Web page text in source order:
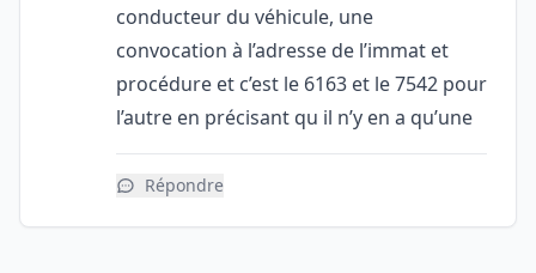
conducteur du véhicule, une
convocation à l’adresse de l’immat et
procédure et c’est le 6163 et le 7542 pour
l’autre en précisant qu il n’y en a qu’une
Répondre